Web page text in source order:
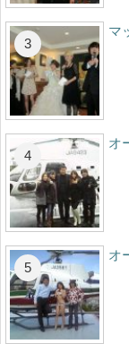
マ
オ
オ